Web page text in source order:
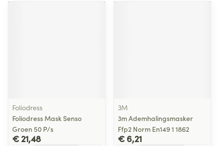
Foliodress
Foliodress Mask Senso
Groen 50 P/s
€ 21,48
3M
3m Ademhalingsmasker
Ffp2 Norm En149 1 1862
€ 6,21